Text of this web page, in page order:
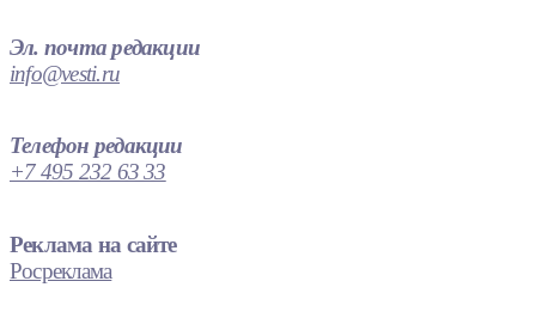
Эл. почта редакции
info@vesti.ru
Телефон редакции
+7 495 232 63 33
Реклама на сайте
Росреклама